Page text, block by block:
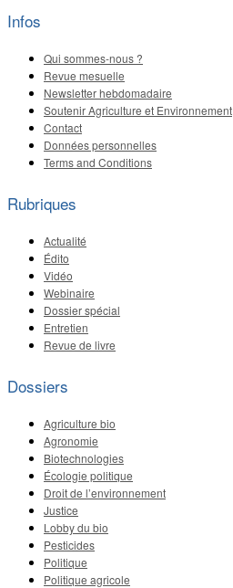
Infos
Qui sommes-nous ?
Revue mesuelle
Newsletter hebdomadaire
Soutenir Agriculture et Environnement
Contact
Données personnelles
Terms and Conditions
Rubriques
Actualité
Édito
Vidéo
Webinaire
Dossier spécial
Entretien
Revue de livre
Dossiers
Agriculture bio
Agronomie
Biotechnologies
Écologie politique
Droit de l’environnement
Justice
Lobby du bio
Pesticides
Politique
Politique agricole